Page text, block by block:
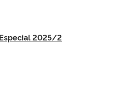
2025/2